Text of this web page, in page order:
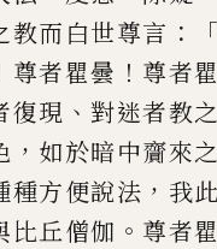
教而 白世尊言 ：「
尊者瞿曇 ！ 尊者
復現 、對迷者教
， 如於暗中齎來
種方便說法 ， 我
比丘僧伽 。 尊者